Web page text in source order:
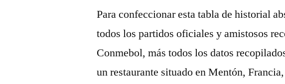
Para confeccionar esta tabla de historial
todos los partidos oficiales y amistosos
Conmebol, más todos los datos
un restaurante situado en Mentón,